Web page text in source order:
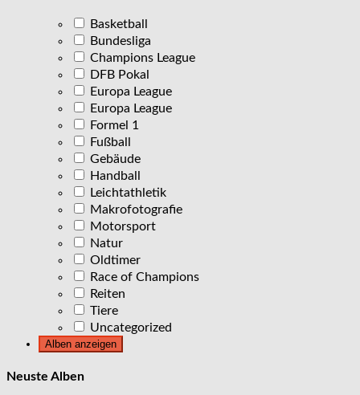
Basketball
Bundesliga
Champions League
DFB Pokal
Europa League
Europa League
Formel 1
Fußball
Gebäude
Handball
Leichtathletik
Makrofotografie
Motorsport
Natur
Oldtimer
Race of Champions
Reiten
Tiere
Uncategorized
Neuste Alben